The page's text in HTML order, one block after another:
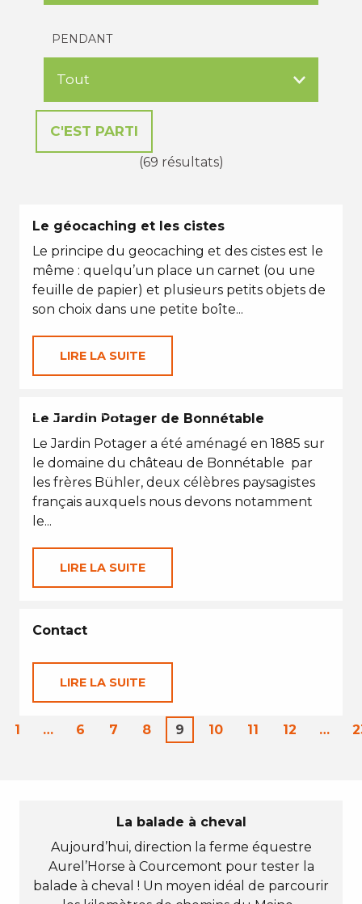
PENDANT
(69 résultats)
Le géocaching et les cistes
Le principe du geocaching et des cistes est le
même : quelqu’un place un carnet (ou une
feuille de papier) et plusieurs petits objets de
son choix dans une petite boîte...
LIRE LA SUITE
EN TOUTES SAISONS
Le Jardin Potager de Bonnétable
Le Jardin Potager a été aménagé en 1885 sur
le domaine du château de Bonnétable par
les frères Bühler, deux célèbres paysagistes
français auxquels nous devons notamment
le...
LIRE LA SUITE
Contact
LIRE LA SUITE
1 … 6 7 8 9 10 11 12 …
La balade à cheval
Aujourd’hui, direction la ferme équestre
Aurel’Horse à Courcemont pour tester la
balade à cheval ! Un moyen idéal de parcourir